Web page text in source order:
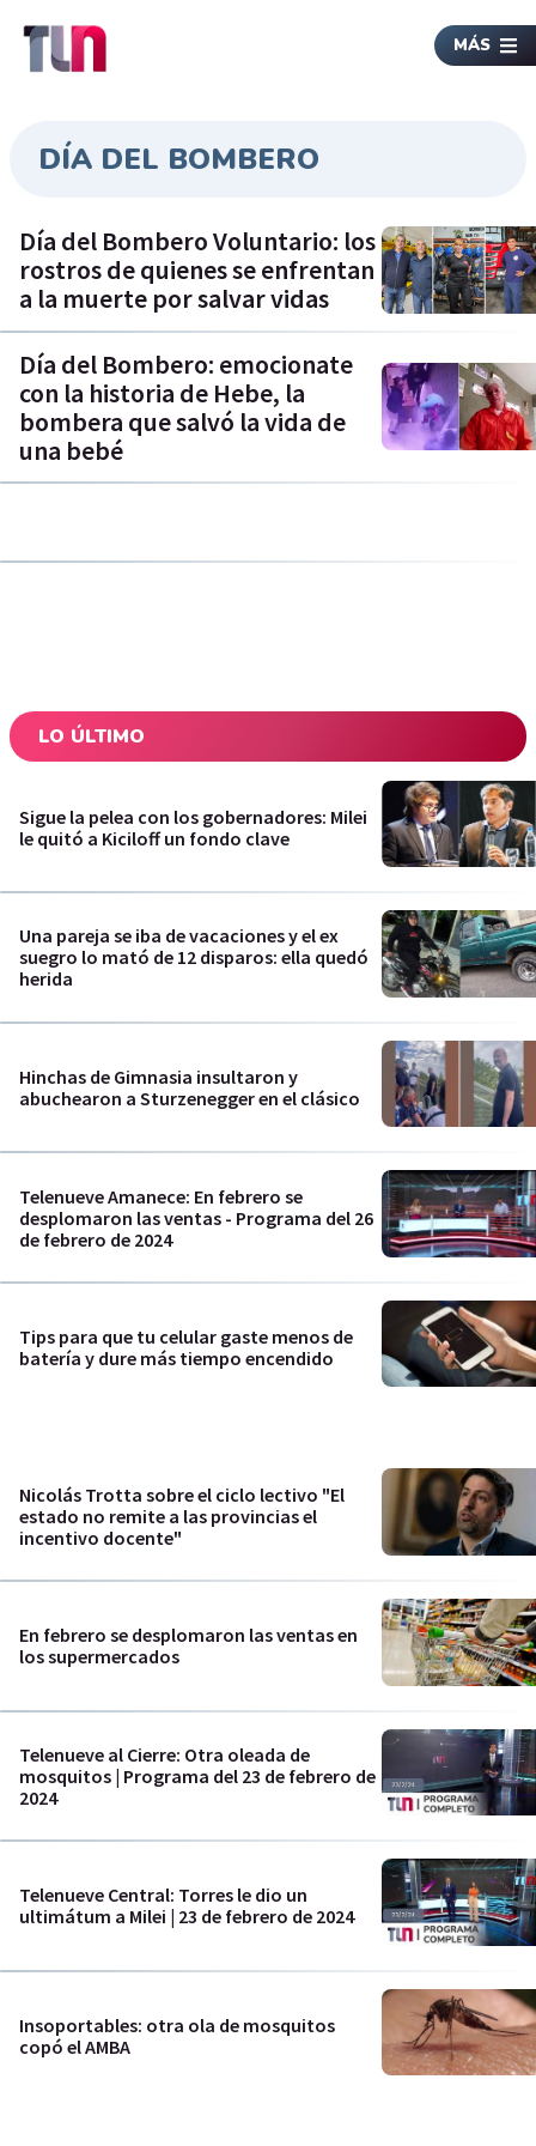
MÁS
DÍA DEL BOMBERO
Día del Bombero Voluntario: los
rostros de quienes se enfrentan
a la muerte por salvar vidas
Día del Bombero: emocionate
con la historia de Hebe, la
bombera que salvó la vida de
una bebé
LO ÚLTIMO
Sigue la pelea con los gobernadores: Milei
le quitó a Kiciloff un fondo clave
Una pareja se iba de vacaciones y el ex
suegro lo mató de 12 disparos: ella quedó
herida
Hinchas de Gimnasia insultaron y
abuchearon a Sturzenegger en el clásico
Telenueve Amanece: En febrero se
desplomaron las ventas - Programa del 26
de febrero de 2024
Tips para que tu celular gaste menos de
batería y dure más tiempo encendido
Nicolás Trotta sobre el ciclo lectivo "El
estado no remite a las provincias el
incentivo docente"
En febrero se desplomaron las ventas en
los supermercados
Telenueve al Cierre: Otra oleada de
mosquitos | Programa del 23 de febrero de
2024
Telenueve Central: Torres le dio un
ultimátum a Milei | 23 de febrero de 2024
Insoportables: otra ola de mosquitos
copó el AMBA